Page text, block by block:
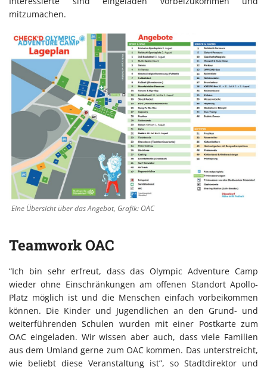
mitzumachen.
Eine Übersicht über das Angebot, Grafik: OAC
Teamwork OAC
“Ich bin sehr erfreut, dass das Olympic Adventure Camp
wieder ohne Einschränkungen am offenen Standort Apollo-
Platz möglich ist und die Menschen einfach vorbeikommen
können. Die Kinder und Jugendlichen an den Grund- und
weiterführenden Schulen wurden mit einer Postkarte zum
OAC eingeladen. Wir wissen aber auch, dass viele Familien
aus dem Umland gerne zum OAC kommen. Das unterstreicht,
wie beliebt diese Veranstaltung ist”, so Stadtdirektor und